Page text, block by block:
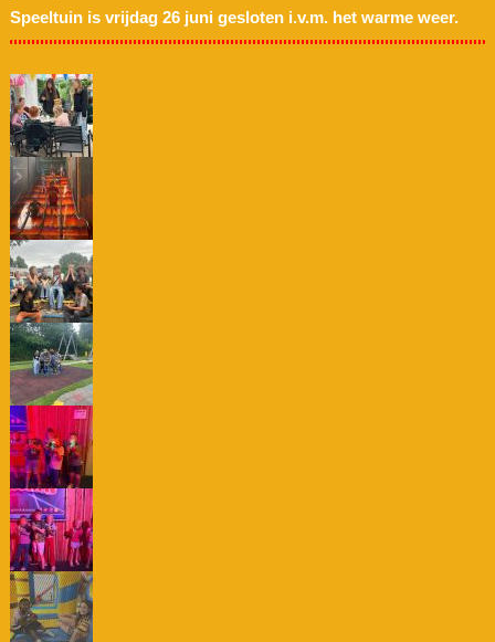
Speeltuin is vrijdag 26 juni gesloten i.v.m. het warme weer.